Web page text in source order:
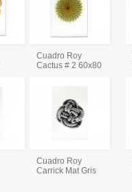
Cuadro Roy
Cactus # 2 60x80
Cuadro Roy
Carrick Mat Gris